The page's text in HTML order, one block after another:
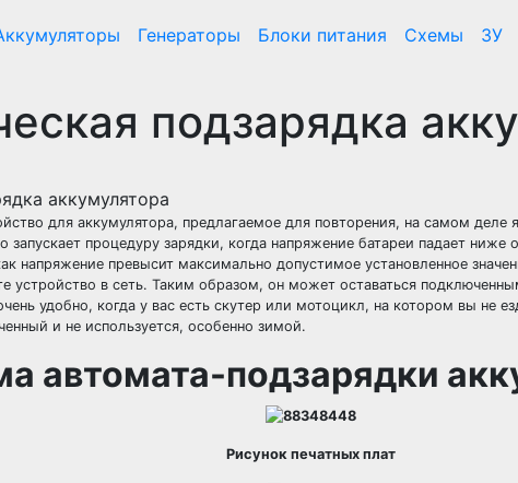
Генераторы Блоки питания Схемы ЗУ
подзарядка
для аккумулятора, предлагаемое для повторения, на самом
процедуру зарядки, когда напряжение батареи падает ниже
напряжение превысит максимально допустимое установленное
устройство в сеть. Таким образом, он может оставаться
удобно, когда у вас есть скутер или мотоцикл, на котором вы не
и не используется, особенно зимой.
автомата-подзарядки
Рисунок печатных плат